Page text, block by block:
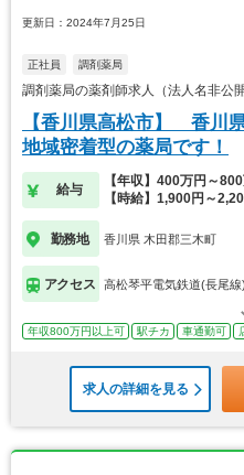
更新日：2024年7月25日
正社員 調剤薬局
調剤薬局の薬剤師求人（法人名非
【香川県高松市】 香川
地域密着型の薬局です！
給与
【年収】400万円～
【時給】1,900円～
勤務地 香川県 木田郡三木町
アクセス 高松琴平電気鉄道(長尾
年収800万円以上可 駅チカ 車通勤可
求人の詳細を見る